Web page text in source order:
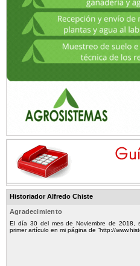
Historiador Alfredo Chiste
Agradecimiento
El día 30 del mes de Noviembre de 2018,
primer artículo en mi página de “http://